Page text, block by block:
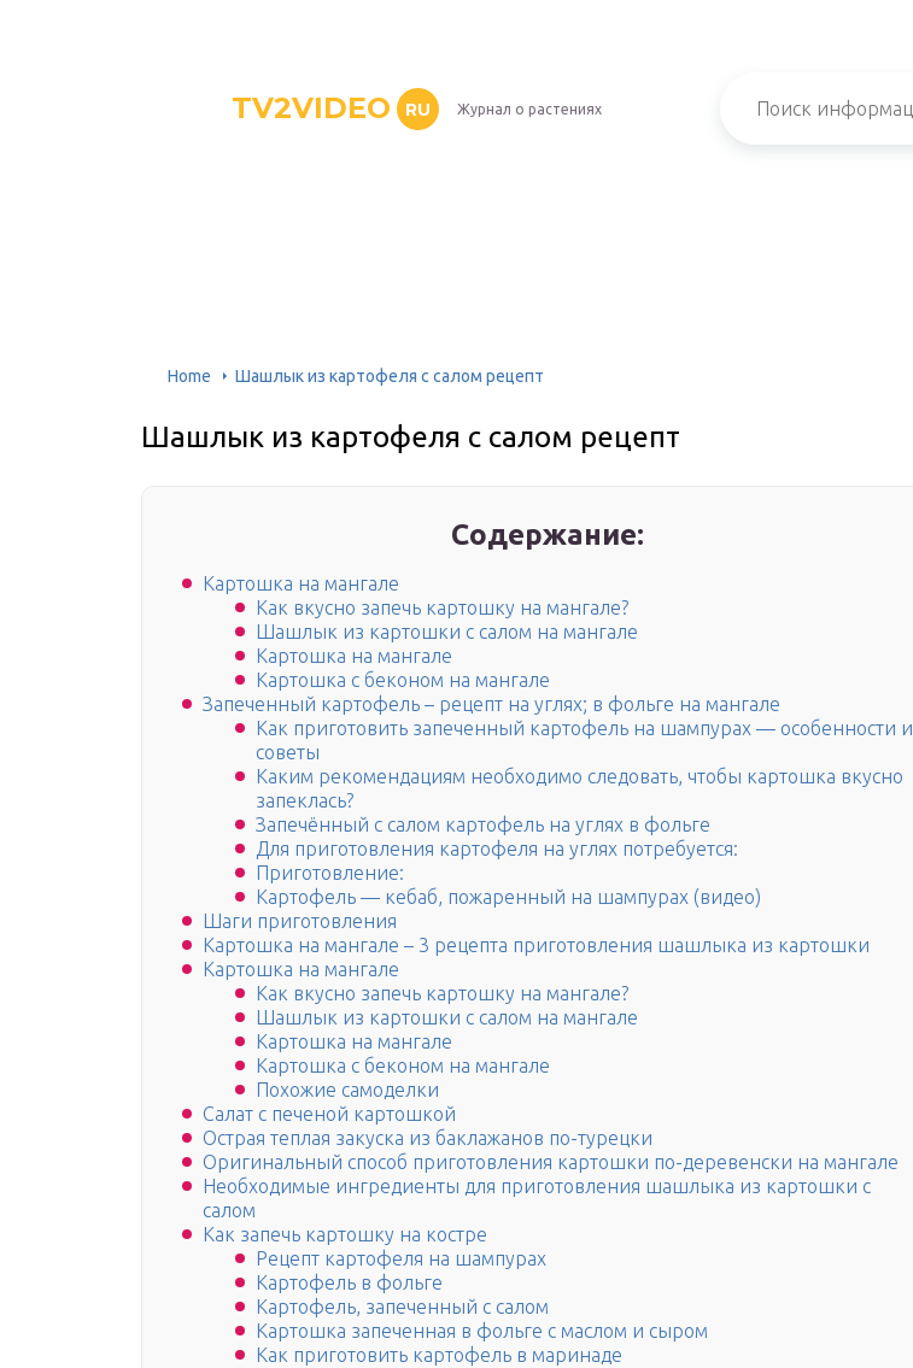
TV2VIDEO RU Журнал о растениях
Home Шашлык из картофеля с салом рецепт
Шашлык из картофеля с салом рецепт
Содержание:
Картошка на мангале
Как вкусно запечь картошку на мангале?
Шашлык из картошки с салом на мангале
Картошка на мангале
Картошка с беконом на мангале
Запеченный картофель – рецепт на углях; в фольге на мангале
Как приготовить запеченный картофель на шампурах — особенности и
советы
Каким рекомендациям необходимо следовать, чтобы картошка вкусно
запеклась?
Запечённый с салом картофель на углях в фольге
Для приготовления картофеля на углях потребуется:
Приготовление:
Картофель — кебаб, пожаренный на шампурах (видео)
Шаги приготовления
Картошка на мангале – 3 рецепта приготовления шашлыка из картошки
Картошка на мангале
Как вкусно запечь картошку на мангале?
Шашлык из картошки с салом на мангале
Картошка на мангале
Картошка с беконом на мангале
Похожие самоделки
Салат с печеной картошкой
Острая теплая закуска из баклажанов по-турецки
Оригинальный способ приготовления картошки по-деревенски на мангале
Необходимые ингредиенты для приготовления шашлыка из картошки с
салом
Как запечь картошку на костре
Рецепт картофеля на шампурах
Картофель в фольге
Картофель, запеченный с салом
Картошка запеченная в фольге с маслом и сыром
Как приготовить картофель в маринаде